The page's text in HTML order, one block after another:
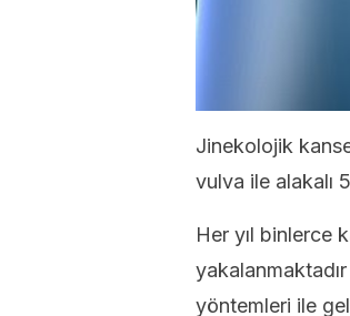
Jinekolojik
vulva ile alakalı
Her yıl binlerce
yöntemleri ile